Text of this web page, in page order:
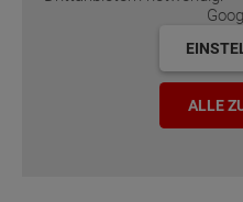
ALLE